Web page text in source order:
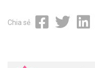
Chia sẻ